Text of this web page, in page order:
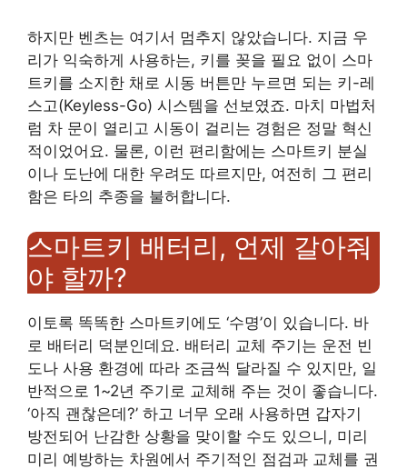
하지만 벤츠는 여기서 멈추지 않았습니다. 지금 우
리가 익숙하게 사용하는, 키를 꽂을 필요 없이 스마
트키를 소지한 채로 시동 버튼만 누르면 되는 키-레
스고(Keyless-Go) 시스템을 선보였죠. 마치 마법처
럼 차 문이 열리고 시동이 걸리는 경험은 정말 혁신
적이었어요. 물론, 이런 편리함에는 스마트키 분실
이나 도난에 대한 우려도 따르지만, 여전히 그 편리
함은 타의 추종을 불허합니다.
스마트키 배터리, 언제 갈아줘
야 할까?
이토록 똑똑한 스마트키에도 ‘수명’이 있습니다. 바
로 배터리 덕분인데요. 배터리 교체 주기는 운전 빈
도나 사용 환경에 따라 조금씩 달라질 수 있지만, 일
반적으로 1~2년 주기로 교체해 주는 것이 좋습니다.
‘아직 괜찮은데?’ 하고 너무 오래 사용하면 갑자기
방전되어 난감한 상황을 맞이할 수도 있으니, 미리
미리 예방하는 차원에서 주기적인 점검과 교체를 권